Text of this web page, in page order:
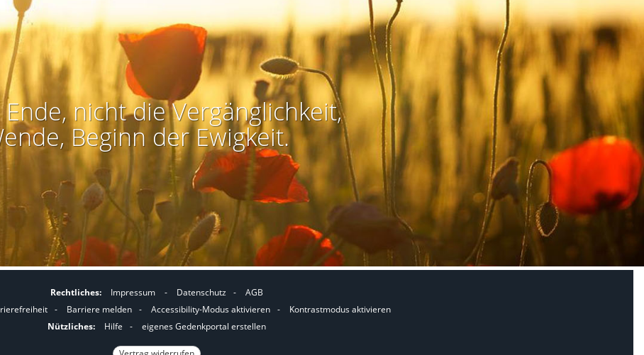
nicht die Vergänglichkeit,
Beginn der Ewigkeit.
Rechtliches: Impressum - Datenschutz -
AGB
- Barriere melden -
I
m
Accessibility-Modus aktivieren -
IKontrastmodus aktivieren
Nützliches:
Hilfe - eigenes Gedenkportal erstellen